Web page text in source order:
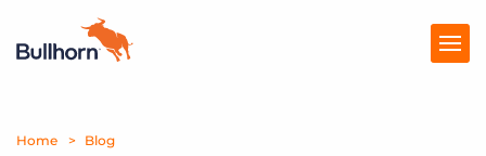
Producten
Home Blog